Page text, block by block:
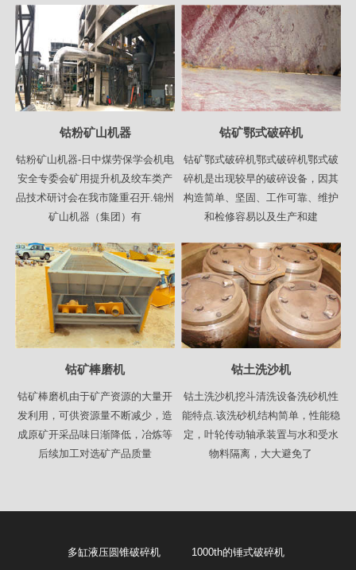
钴粉矿山机器
钴粉矿山机器-日中煤劳保学会机电
安全专委会矿用提升机及绞车类产
品技术研讨会在我市隆重召开.锦州
矿山机器（集团）有
钴矿鄂式破碎机
钴矿鄂式破碎机鄂式破碎机鄂式破
碎机是出现较早的破碎设备，因其
构造简单、坚固、工作可靠、维护
和检修容易以及生产和建
钴矿棒磨机
钴矿棒磨机由于矿产资源的大量开
发利用，可供资源量不断减少，造
成原矿开采品味日渐降低，冶炼等
后续加工对选矿产品质量
钴土洗沙机
钴土洗沙机挖斗清洗设备洗砂机性
能特点.该洗砂机结构简单，性能稳
定，叶轮传动轴承装置与水和受水
物料隔离，大大避免了
多缸液压圆锥破碎机 1000th的锤式破碎机